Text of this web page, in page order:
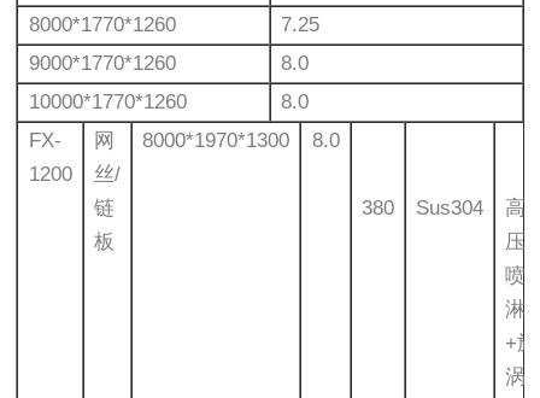
8000*1770*1260
7.25
9000*1770*1260
8.0
10000*1770*1260
8.0
FX-
1200
网
丝/
链
板
8000*1970*1300 8.0
380 Sus304
高
压
喷
淋
+旋
涡